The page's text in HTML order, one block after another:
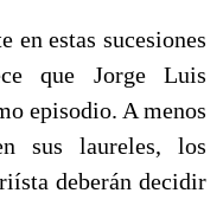
en estas sucesiones
que Jorge Luis
episodio. A menos
sus laureles, los
deberán decidir